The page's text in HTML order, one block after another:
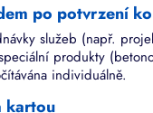
po potvrzení
služeb (např.
produkty
individuálně.
kartou